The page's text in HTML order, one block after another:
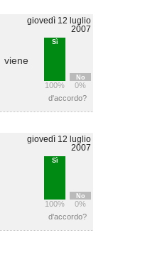
giovedì 12 luglio
2007
Sì
100%
No
0%
viene
d'accordo?
giovedì 12 luglio
2007
Sì
100%
No
0%
d'accordo?